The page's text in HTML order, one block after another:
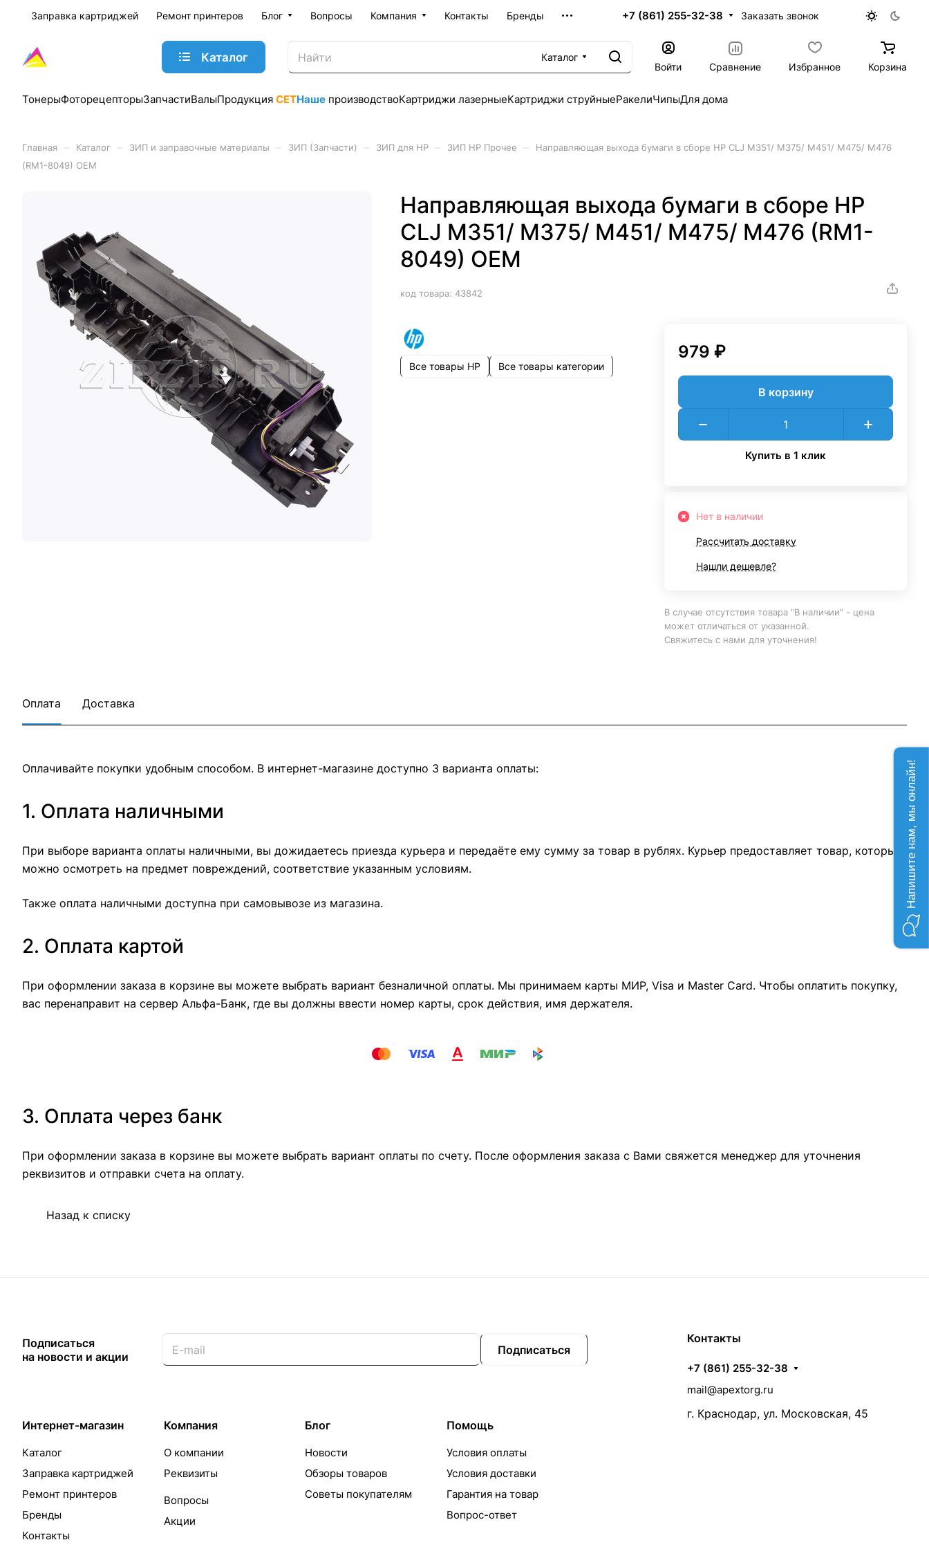
Заправка картриджей Ремонт принтеров Блог Вопросы Компания Контакты Бренды +7 (861) 255-32-38 Заказать звонок
Каталог
Каталог
Войти
Сравнение Избранное Корзина
ТонерыФоторецепторыЗапчастиВалыПродукция CETНаше производствоКартриджи лазерныеКартриджи струйныеРакелиЧипыДля дома
Главная Каталог ЗИП и заправочные материалы ЗИП (Запчасти) ЗИП для HP ЗИП HP Прочее
Направляющая выхода бумаги в сборе HP CLJ M351/ M375/ M451/ M475/ M476
(RM1-8049) OEM
Направляющая выхода бумаги в сборе HP
CLJ M351/ M375/ M451/ M475/ M476 (RM1-
8049) OEM
код товара: 43842
Все товары HP Все товары категории
979 ₽
В корзину
Купить в 1 клик
Нет в наличии
Рассчитать доставку
Нашли дешевле?
В случае отсутствия товара "В наличии" - цена
может отличаться от указанной.
Свяжитесь с нами для уточнения!
Оплата Доставка
Оплачивайте покупки удобным способом. В интернет-магазине доступно 3 варианта оплаты:
1. Оплата наличными
При выборе варианта оплаты наличными, вы дожидаетесь приезда курьера и передаёте ему сумму за товар в рублях. Курьер предоставляет товар, который
можно осмотреть на предмет повреждений, соответствие указанным условиям.
Также оплата наличными доступна при самовывозе из магазина.
2. Оплата картой
При оформлении заказа в корзине вы можете выбрать вариант безналичной оплаты. Мы принимаем карты МИР, Visa и Master Card. Чтобы оплатить покупку,
вас перенаправит на сервер Альфа-Банк, где вы должны ввести номер карты, срок действия, имя держателя.
3. Оплата через банк
При оформлении заказа в корзине вы можете выбрать вариант оплаты по счету. После оформления заказа с Вами свяжется менеджер для уточнения
реквизитов и отправки счета на оплату.
Назад к списку
Подписаться
на новости и акции
Подписаться
Интернет-магазин
Каталог
Заправка картриджей
Ремонт принтеров
Бренды
Контакты
Компания
О компании
Реквизиты
Вопросы
Акции
Блог
Новости
Обзоры товаров
Советы покупателям
Помощь
Условия оплаты
Условия доставки
Гарантия на товар
Вопрос-ответ
Контакты
+7 (861) 255-32-38
mail@apextorg.ru
г. Краснодар, ул. Московская, 45
Напишите нам, мы онлайн!